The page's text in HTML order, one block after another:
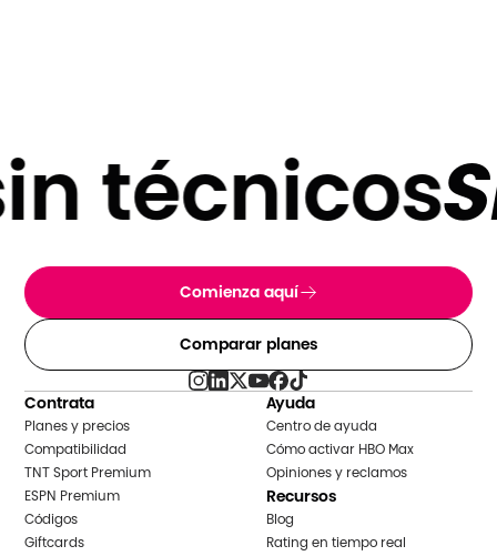
técnicos
Comienza aquí
Comparar planes
Contrata
Planes y precios
Compatibilidad
TNT Sport Premium
ESPN Premium
Códigos
Giftcards
Ayuda
Centro de ayuda
Cómo activar HBO Max
Opiniones y reclamos
Recursos
Blog
Rating en tiempo real